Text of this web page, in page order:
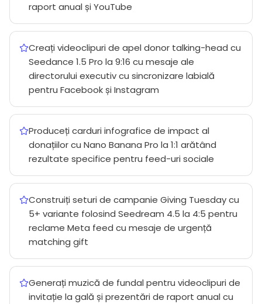
raport anual și YouTube
Creați videoclipuri de apel donor talking-head cu
Seedance 1.5 Pro la 9:16 cu mesaje ale
directorului executiv cu sincronizare labială
pentru Facebook și Instagram
Produceți carduri infografice de impact al
donațiilor cu Nano Banana Pro la 1:1 arătând
rezultate specifice pentru feed-uri sociale
Construiți seturi de campanie Giving Tuesday cu
5+ variante folosind Seedream 4.5 la 4:5 pentru
reclame Meta feed cu mesaje de urgență
matching gift
Generați muzică de fundal pentru videoclipuri de
invitație la gală și prezentări de raport anual cu